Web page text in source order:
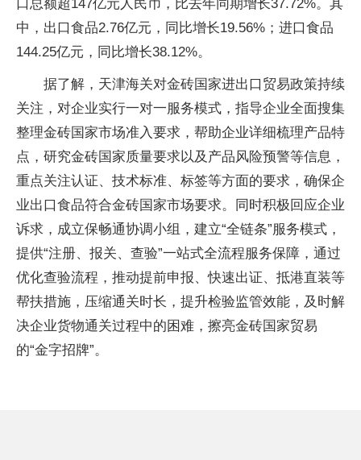
口总额超147亿元人民币，比去年同期增长37.72%。其
中，出口食品2.76亿元，同比增长19.56%；进口食品
144.25亿元，同比增长38.12%。
据了解，天津海关对金砖国家进出口贸易政策持续
关注，对企业实行一对一服务模式，指导企业全面搜集
整理金砖国家市场准入要求，帮助企业详细梳理产品特
点，研究金砖国家质量要求以及产品风险预警等信息，
重点关注认证、技术标准、标签等方面的要求，确保企
业出口食品符合金砖国家市场要求。同时积极回应企业
诉求，成立保畅通协调小组，建立“全链条”服务模式，
提供“注册、报关、查验”一站式全流程服务保障，通过
优化查验流程，推动提前申报、快速出证、抵港直装等
帮扶措施，压缩通关时长，提升检验监管效能，及时解
决企业货物通关过程中的困难，擦亮金砖国家贸易
的“金字招牌”。